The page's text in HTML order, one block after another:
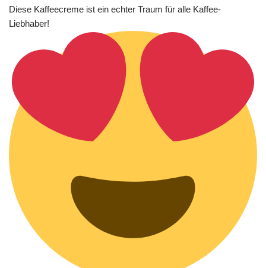
Diese Kaffeecreme ist ein echter Traum für alle Kaffee-
Liebhaber!